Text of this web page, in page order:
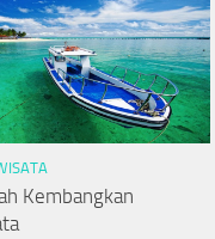
Kembangkan